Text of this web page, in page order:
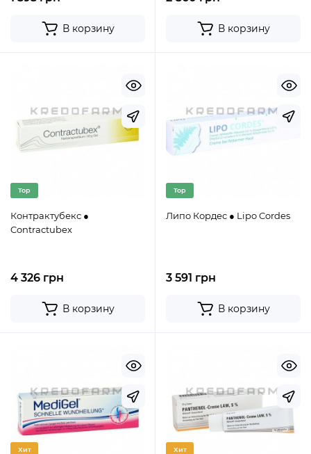
В корзину В корзину
Top
Контрактубекс ●
Contractubex
4 326 грн
В корзину
Top
Липо Кордес ● Lipo Cordes
3 591 грн
В корзину
Хит Хит